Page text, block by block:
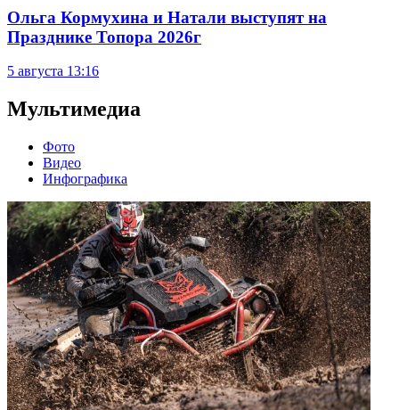
Ольга Кормухина и Натали выступят на
Празднике Топора 2026г
5 августа 13:16
Мультимедиа
Фото
Видео
Инфографика